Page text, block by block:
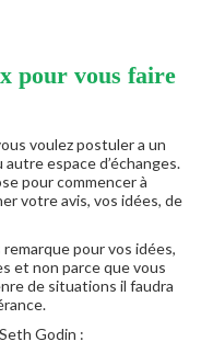
pour vous faire
voulez postuler a un
espace d’échanges.
pour commencer à
votre avis, vos idées, de
pour vos idées,
et non parce que vous
de situations il faudra
Godin :